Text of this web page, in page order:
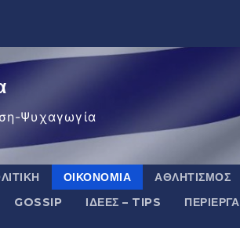
Ψυχαγωγία
ΟΙΚΟΝΟΜΊΑ ΑΘΛΗΤΙΣΜΌΣ
GOSSIP ΙΔΈΕΣ – TIPS ΠΕΡΊΕΡΓΑ